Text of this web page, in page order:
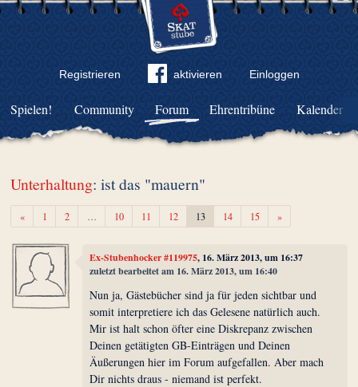
Registrieren aktivieren Einloggen
Community Forum Ehrentribüne Kalender
Spielen!
Unterhaltung: ist das "mauern"
«Zurück1 2 … 10 11 12 13 14 15 »Weiter
Ex-Stubenhocker #119975, 16. März 2013, um 16:37
zuletzt bearbeitet am 16. März 2013, um 16:40
Nun ja, Gästebücher sind ja für jeden sichtbar und
somit interpretiere ich das Gelesene natürlich auch.
Mir ist halt schon öfter eine Diskrepanz zwischen
Deinen getätigten GB-Einträgen und Deinen
Äußerungen hier im Forum aufgefallen. Aber mach
Dir nichts draus - niemand ist perfekt.